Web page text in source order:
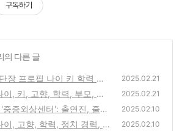
구독하기
의 다른 글
장 프로필 나이 키 학력 고
(1)
2025.02.21
이, 키, 고향, 학력, 부모, 가
리
(1)
2025.02.21
증외상센터': 출연진, 줄거
정리
(4)
2025.02.10
이, 고향, 학력, 정치 경력, 부
2025.02.10